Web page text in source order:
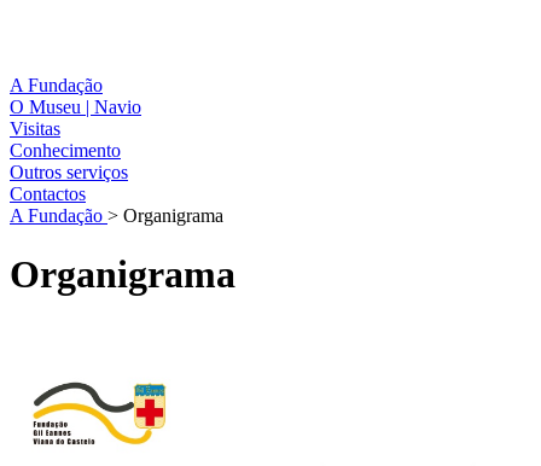
A Fundação
O Museu | Navio
Visitas
Conhecimento
Outros serviços
Contactos
A Fundação > Organigrama
Organigrama